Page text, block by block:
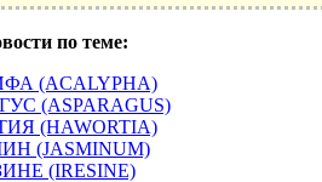
по теме:
(ACALYPHA)
(ASPARAGUS)
(HAWORTIA)
(JASMINUM)
(IRESINE)